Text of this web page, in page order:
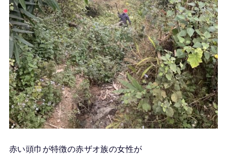
赤い頭巾が特徴の赤ザオ族の女性が